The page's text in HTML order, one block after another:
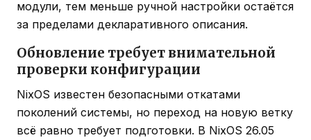
модули, тем меньше ручной настройки остаётся
за пределами декларативного описания.
Обновление требует внимательной
проверки конфигурации
NixOS известен безопасными откатами
поколений системы, но переход на новую ветку
всё равно требует подготовки. В NixOS 26.05